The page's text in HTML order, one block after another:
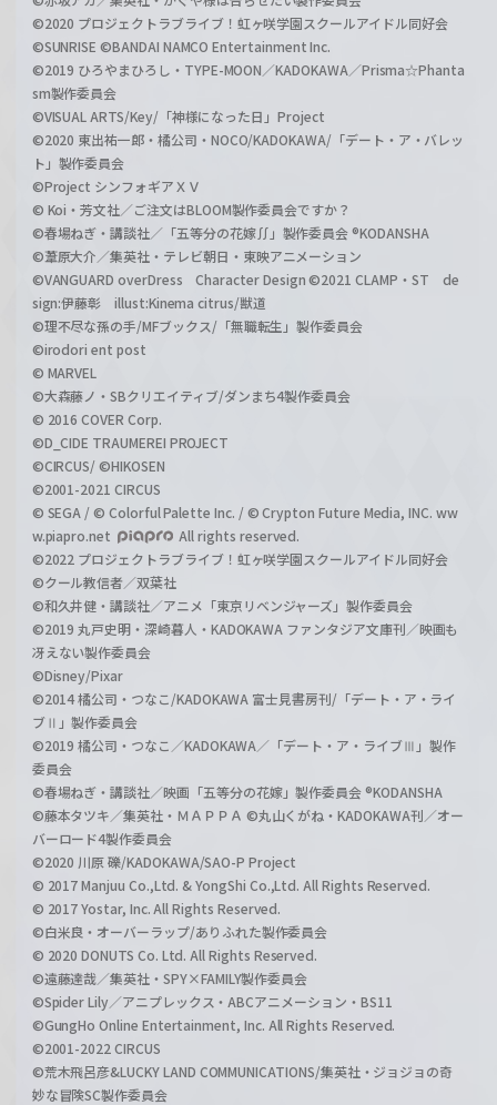
©2020 プロジェクトラブライブ！虹ヶ咲学園スクールアイドル同好会
©SUNRISE ©BANDAI NAMCO Entertainment Inc.
©2019 ひろやまひろし・TYPE-MOON／KADOKAWA／Prisma☆Phanta
sm製作委員会
©VISUAL ARTS/Key/「神様になった日」Project
©2020 東出祐一郎・橘公司・NOCO/KADOKAWA/「デート・ア・バレッ
ト」製作委員会
©Project シンフォギアＸＶ
© Koi・芳文社／ご注文はBLOOM製作委員会ですか？
©春場ねぎ・講談社／「五等分の花嫁∬」製作委員会 ®KODANSHA
©葦原大介／集英社・テレビ朝日・東映アニメーション
©VANGUARD overDress Character Design ©2021 CLAMP・ST de
sign:伊藤彰 illust:Kinema citrus/獣道
©理不尽な孫の手/MFブックス/「無職転生」製作委員会
©irodori ent post
© MARVEL
©大森藤ノ・SBクリエイティブ/ダンまち4製作委員会
© 2016 COVER Corp.
©D_CIDE TRAUMEREI PROJECT
©CIRCUS/ ©HIKOSEN
©2001-2021 CIRCUS
© SEGA / © Colorful Palette Inc. / © Crypton Future Media, INC. ww
w.piapro.net
All rights reserved.
©2022 プロジェクトラブライブ！虹ヶ咲学園スクールアイドル同好会
©クール教信者／双葉社
©和久井健・講談社／アニメ「東京リベンジャーズ」製作委員会
©2019 丸戸史明・深崎暮人・KADOKAWA ファンタジア文庫刊／映画も
冴えない製作委員会
©Disney/Pixar
©2014 橘公司・つなこ/KADOKAWA 富士見書房刊/「デート・ア・ライ
ブⅡ」製作委員会
©2019 橘公司・つなこ／KADOKAWA／「デート・ア・ライブⅢ」製作
委員会
©春場ねぎ・講談社／映画「五等分の花嫁」製作委員会 ®KODANSHA
©藤本タツキ／集英社・ＭＡＰＰＡ ©丸山くがね・KADOKAWA刊／オー
バーロード4製作委員会
©2020 川原 礫/KADOKAWA/SAO-P Project
© 2017 Manjuu Co.,Ltd. & YongShi Co.,Ltd. All Rights Reserved.
© 2017 Yostar, Inc. All Rights Reserved.
©白米良・オーバーラップ/ありふれた製作委員会
© 2020 DONUTS Co. Ltd. All Rights Reserved.
©遠藤達哉／集英社・SPY×FAMILY製作委員会
©Spider Lily／アニプレックス・ABCアニメーション・BS11
©GungHo Online Entertainment, Inc. All Rights Reserved.
©2001-2022 CIRCUS
©荒木飛呂彦&LUCKY LAND COMMUNICATIONS/集英社・ジョジョの奇
妙な冒険SC製作委員会